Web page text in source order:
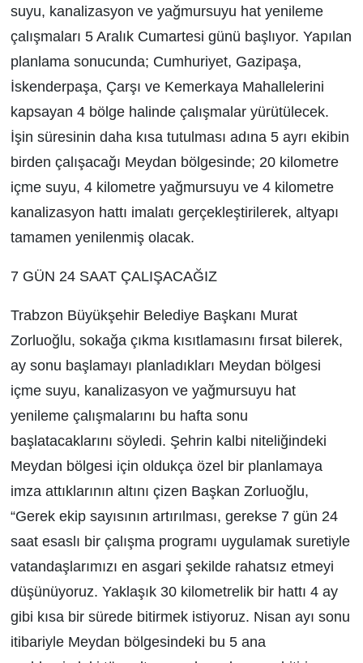
suyu, kanalizasyon ve yağmursuyu hat yenileme
çalışmaları 5 Aralık Cumartesi günü başlıyor. Yapılan
planlama sonucunda; Cumhuriyet, Gazipaşa,
İskenderpaşa, Çarşı ve Kemerkaya Mahallelerini
kapsayan 4 bölge halinde çalışmalar yürütülecek.
İşin süresinin daha kısa tutulması adına 5 ayrı ekibin
birden çalışacağı Meydan bölgesinde; 20 kilometre
içme suyu, 4 kilometre yağmursuyu ve 4 kilometre
kanalizasyon hattı imalatı gerçekleştirilerek, altyapı
tamamen yenilenmiş olacak.
7 GÜN 24 SAAT ÇALIŞACAĞIZ
Trabzon Büyükşehir Belediye Başkanı Murat
Zorluoğlu, sokağa çıkma kısıtlamasını fırsat bilerek,
ay sonu başlamayı planladıkları Meydan bölgesi
içme suyu, kanalizasyon ve yağmursuyu hat
yenileme çalışmalarını bu hafta sonu
başlatacaklarını söyledi. Şehrin kalbi niteliğindeki
Meydan bölgesi için oldukça özel bir planlamaya
imza attıklarının altını çizen Başkan Zorluoğlu,
“Gerek ekip sayısının artırılması, gerekse 7 gün 24
saat esaslı bir çalışma programı uygulamak suretiyle
vatandaşlarımızı en asgari şekilde rahatsız etmeyi
düşünüyoruz. Yaklaşık 30 kilometrelik bir hattı 4 ay
gibi kısa bir sürede bitirmek istiyoruz. Nisan ayı sonu
itibariyle Meydan bölgesindeki bu 5 ana